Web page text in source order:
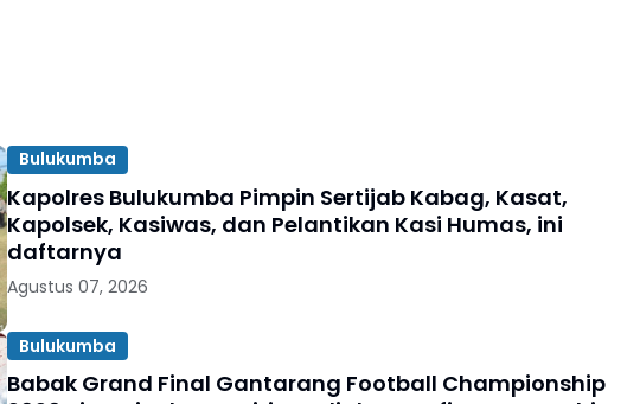
Bulukumba
Kapolres Bulukumba Pimpin Sertijab Kabag, Kasat,
Kapolsek, Kasiwas, dan Pelantikan Kasi Humas, ini
daftarnya
Agustus 07, 2026
Bulukumba
Babak Grand Final Gantarang Football Championship